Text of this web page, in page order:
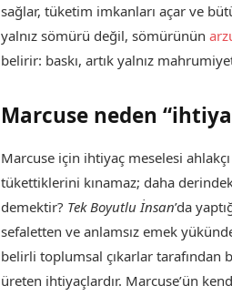
sağlar, tüketim imkanları açar ve
yalnız sömürü değil, sömürünün
belirir: baskı, artık yalnız
Marcuse neden
Marcuse için ihtiyaç meselesi
tükettiklerini kınamaz; daha
demektir? Tek Boyutlu İnsan’da
sefaletten ve anlamsız emek
belirli toplumsal çıkarlar
üreten ihtiyaçlardır. Marcuse’ün